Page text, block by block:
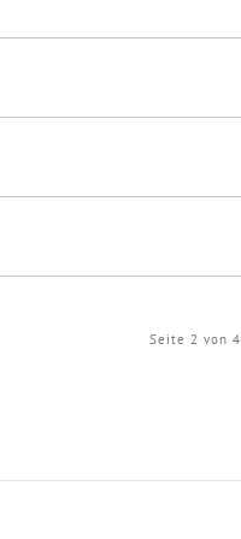
Seite 2 von